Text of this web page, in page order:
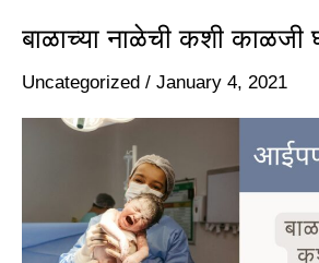
बाळाच्या नाळेची कशी काळजी
Uncategorized / January 4, 2021
बाळाच्या
नाळेची